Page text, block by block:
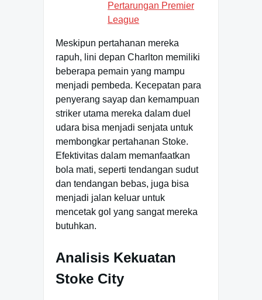
Pertarungan Premier
League
Meskipun pertahanan mereka
rapuh, lini depan Charlton memiliki
beberapa pemain yang mampu
menjadi pembeda. Kecepatan para
penyerang sayap dan kemampuan
striker utama mereka dalam duel
udara bisa menjadi senjata untuk
membongkar pertahanan Stoke.
Efektivitas dalam memanfaatkan
bola mati, seperti tendangan sudut
dan tendangan bebas, juga bisa
menjadi jalan keluar untuk
mencetak gol yang sangat mereka
butuhkan.
Analisis Kekuatan
Stoke City